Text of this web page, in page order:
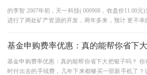
的李智 2007年初，天一科技( 000908，收盘价11.00元
进行了两处矿产资源的开发，两年多来，预计 更不幸
基金申购费率优惠：真的能帮你省下
基金申购费率优惠：真的能帮你省下大把银子吗？
时付出去的手续费，几年下来都够买一部新手机了？